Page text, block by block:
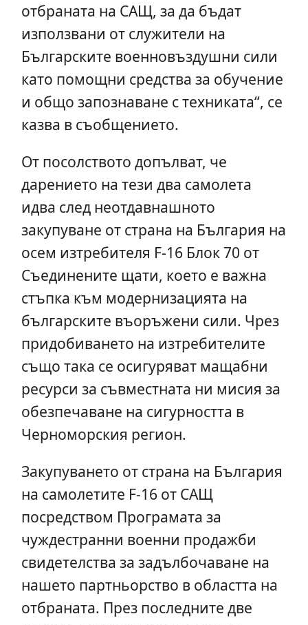
отбраната на САЩ, за да бъдат
използвани от служители на
Българските военновъздушни сили
като помощни средства за обучение
и общо запознаване с техниката“, се
казва в съобщението.
От посолството допълват, че
дарението на тези два самолета
идва след неотдавнашното
закупуване от страна на България на
осем изтребителя F-16 Блок 70 от
Съединените щати, което е важна
стъпка към модернизацията на
българските въоръжени сили. Чрез
придобиването на изтребителите
също така се осигуряват мащабни
ресурси за съвместната ни мисия за
обезпечаване на сигурността в
Черноморския регион.
Закупуването от страна на България
на самолетите F-16 от САЩ
посредством Програмата за
чуждестранни военни продажби
свидетелства за задълбочаване на
нашето партньорство в областта на
отбраната. През последните две